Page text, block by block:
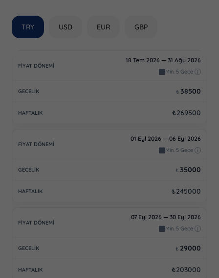
TRY USD EUR GBP
18 Tem 2026 — 31 Ağu 2026
Min. 5 Gece
₺ 38500
₺269500
01 Eyl 2026 — 06 Eyl 2026
Min. 5 Gece
₺ 35000
₺245000
07 Eyl 2026 — 30 Eyl 2026
Min. 5 Gece
₺ 29000
₺203000